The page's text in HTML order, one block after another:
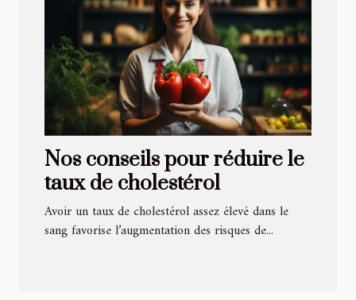
Nos conseils pour réduire le
taux de cholestérol
Avoir un taux de cholestérol assez élevé dans le
sang favorise l’augmentation des risques de...